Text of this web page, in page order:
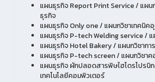
แผนธุรกิจ Report Print Service / แผน
ธุรกิจ
แผนธุรกิจ Only one / แผนกวิชาเทคนิค
แผนธุรกิจ P-tech Welding service / แ
แผนธุรกิจ Hotel Bakery / แผนกวิชากา
แผนธุรกิจ P-tech screen / แผนกวิชา
แผนธุรกิจ ผักปลอดสารพิษไฮโดรโปรนิ
เทคโนโลยีคอมพิวเตอร์